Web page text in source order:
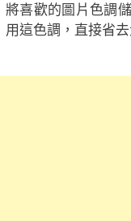
將喜歡的圖片色調
用這色調，直接省去